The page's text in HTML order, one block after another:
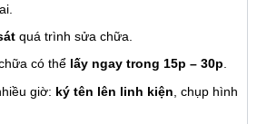
quá trình sửa chữa.
có thể lấy ngay trong 15p – 30p.
giờ: ký tên lên linh kiện , chụp hình